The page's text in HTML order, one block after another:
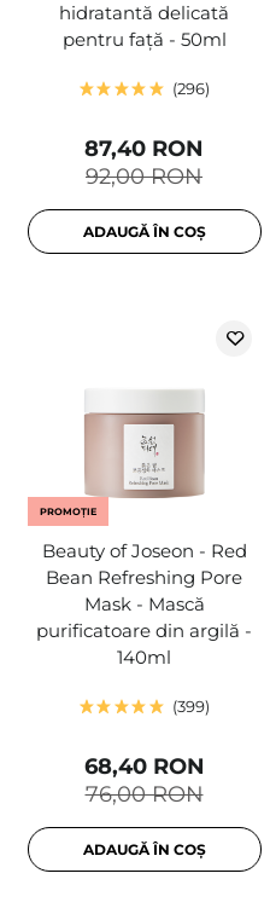
hidratantă delicată
pentru față - 50ml
296
92,00 RON
87,40 RON
ADAUGĂ ÎN COȘ
PROMOȚIE
Beauty of Joseon - Red
Bean Refreshing Pore
Mask - Mască
purificatoare din argilă -
140ml
399
76,00 RON
68,40 RON
ADAUGĂ ÎN COȘ